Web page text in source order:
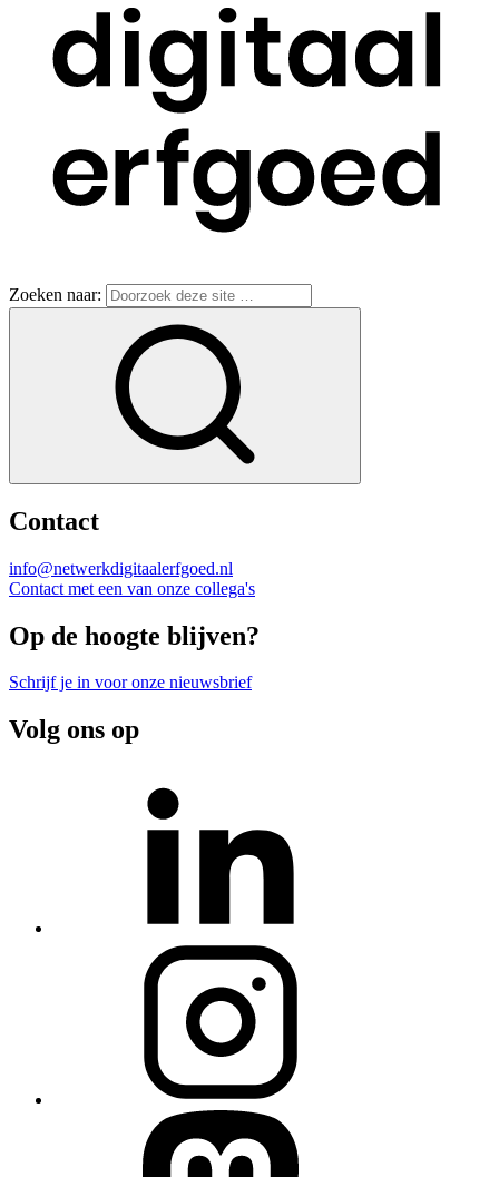
Zoeken naar:
Contact
info@netwerkdigitaalerfgoed.nl
Contact met een van onze collega's
Op de hoogte blijven?
Schrijf je in voor onze nieuwsbrief
Volg ons op